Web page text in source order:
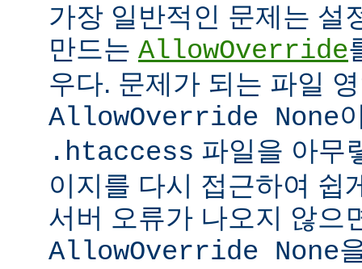
가장 일반적인 문제는 설
만드는 AllowOverride
우다. 문제가 되는 파일
AllowOverride None
.htaccess 파일을 아무
이지를 다시 접근하여 쉽
서버 오류가 나오지 않으
AllowOverride None